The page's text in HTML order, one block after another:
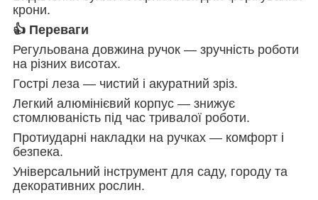
крони.
👍 Переваги
Регульована довжина ручок — зручність роботи
на різних висотах.
Гострі леза — чистий і акуратний зріз.
Легкий алюмінієвий корпус — знижує
стомлюваність під час тривалої роботи.
Протиударні накладки на ручках — комфорт і
безпека.
Універсальний інструмент для саду, городу та
декоративних рослин.